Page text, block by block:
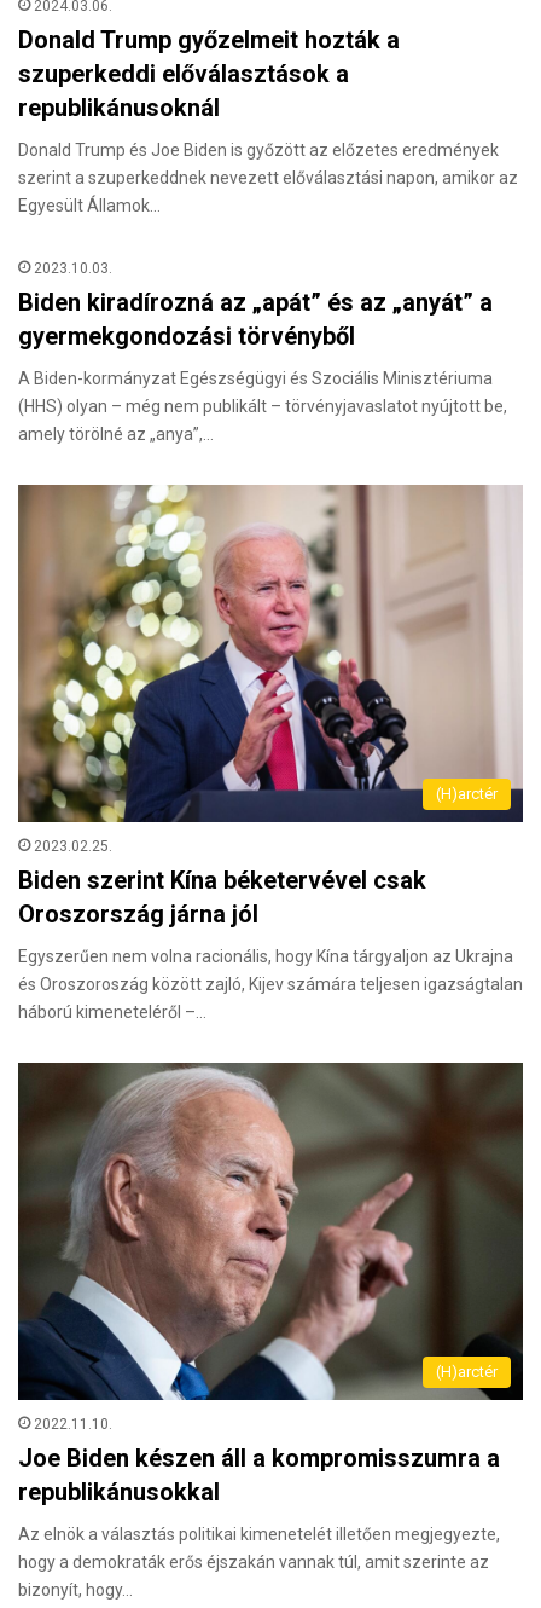
2024.03.06.
Donald Trump győzelmeit hozták a
szuperkeddi előválasztások a
republikánusoknál
Donald Trump és Joe Biden is győzött az előzetes eredmények
szerint a szuperkeddnek nevezett előválasztási napon, amikor az
Egyesült Államok…
2023.10.03.
Biden kiradírozná az „apát” és az „anyát” a
gyermekgondozási törvényből
A Biden-kormányzat Egészségügyi és Szociális Minisztériuma
(HHS) olyan – még nem publikált – törvényjavaslatot nyújtott be,
amely törölné az „anya”,…
(H)arctér
2023.02.25.
Biden szerint Kína béketervével csak
Oroszország járna jól
Egyszerűen nem volna racionális, hogy Kína tárgyaljon az Ukrajna
és Oroszoroszág között zajló, Kijev számára teljesen igazságtalan
háború kimeneteléről –…
(H)arctér
2022.11.10.
Joe Biden készen áll a kompromisszumra a
republikánusokkal
Az elnök a választás politikai kimenetelét illetően megjegyezte,
hogy a demokraták erős éjszakán vannak túl, amit szerinte az
bizonyít, hogy…